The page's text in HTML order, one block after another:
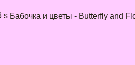
s Бабочка и цветы - Butterfly and